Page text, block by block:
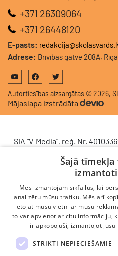
+371 26309064
+371 26448120
E-pasts:
Adrese: Brīvības gatve 208A,
Autortiesības aizsargātas © 2026,
Mājaslapa izstrādāta
SIA “V-Media”, reģ. Nr.
komercdarbības procesu
attiecību pārvaldības
decembrī tika noslēgts
Latvijas Investīciju un
saņemšanu saskaņā ar
mehānisma plāna 2.
(atbalsta pieteikuma Nr. DIGI/
ieviesta klientu un darba
Scoro, uzlabojot pārdošanas
Šajā
Mēs izmantojam sīkfailus, lai
analizētu mūsu trafiku. Mēs arī
lietojat mūsu vietni ar mūsu
to var apvienot ar citu informāciju,
ir apkopojuši, izmantojot jūsu
STRIKTI NEPIECIEŠAMIE